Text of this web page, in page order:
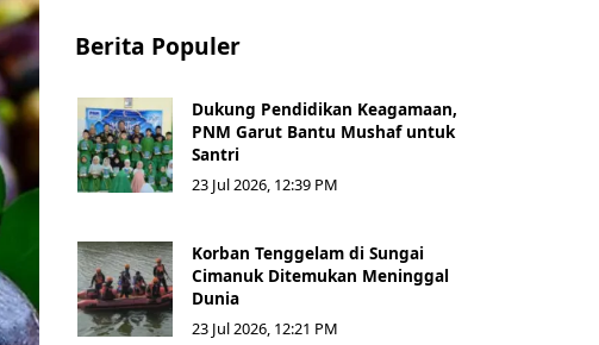
Berita Populer
Dukung Pendidikan Keagamaan,
PNM Garut Bantu Mushaf untuk
Santri
23 Jul 2026, 12:39 PM
Korban Tenggelam di Sungai
Cimanuk Ditemukan Meninggal
Dunia
23 Jul 2026, 12:21 PM